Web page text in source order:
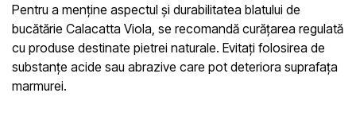
Pentru a menține aspectul și durabilitatea blatului de
bucătărie Calacatta Viola, se recomandă curățarea regulată
cu produse destinate pietrei naturale. Evitați folosirea de
substanțe acide sau abrazive care pot deteriora suprafața
marmurei.